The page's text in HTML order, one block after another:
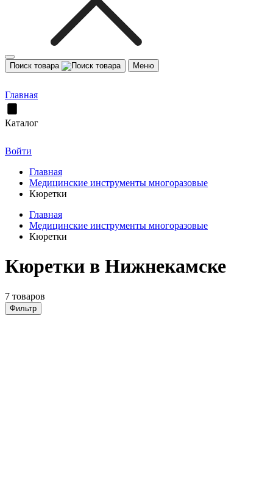
Поиск товара Меню
Главная
Каталог
Войти
Главная
Медицинские инструменты многоразовые
Кюретки
Главная
Медицинские инструменты многоразовые
Кюретки
Кюретки в Нижнекамске
7 товаров
Фильтр